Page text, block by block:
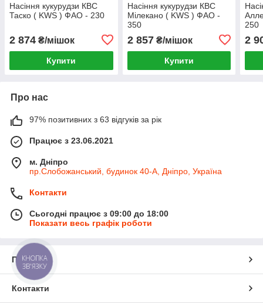
Насіння кукурудзи КВС
Таско ( KWS ) ФАО - 230
2 874 ₴/мішок
Купити
Насіння кукурудзи КВС
Мілекано ( KWS ) ФАО -
350
2 857₴/мішок
Купити
250
2
Про нас
97% позитивних з 63 відгуків за рік
Працює з 23.06.2021
м. Дніпро
пр.Слобожанський, будинок 40-А, Дніпро, Україна
Контакти
Сьогодні працює з 09:00 до 18:00
Показати весь графік роботи
Про нас
Контакти
КНОПКА
ЗВ'ЯЗКУ